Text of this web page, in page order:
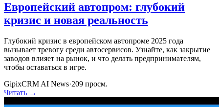
Европейский автопром: глубокий
кризис и новая реальность
Глубокий кризис в европейском автопроме 2025 года
вызывает тревогу среди автосервисов. Узнайте, как закрытие
заводов влияет на рынок, и что делать предпринимателям,
чтобы оставаться в игре.
GipixCRM AI News·209 просм.
Читать →